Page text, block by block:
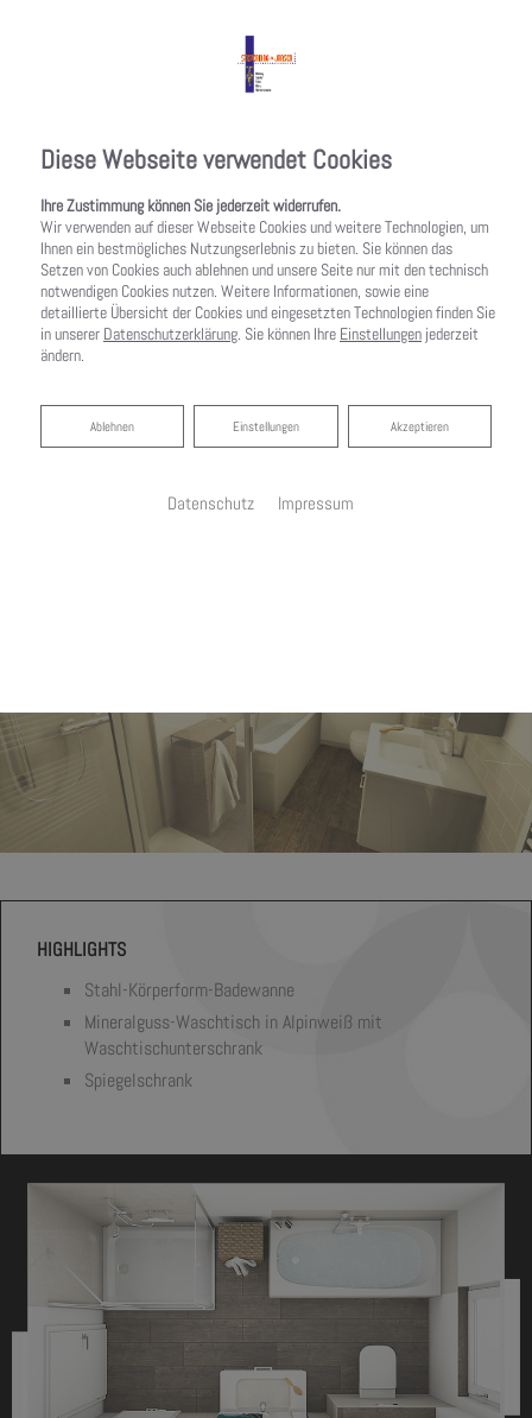
Badinspiration & Musterbäder
Basic-Bad 7 ㎡
HIGHLIGHTS
Stahl-Körperform-Badewanne
Mineralguss-Waschtisch in Alpinweiß mit
Waschtischunterschrank
Spiegelschrank
Diese Webseite verwendet Cookies
Ihre Zustimmung können Sie jederzeit widerrufen.
Wir verwenden auf dieser Webseite Cookies und weitere Technologien, um
Ihnen ein bestmögliches Nutzungserlebnis zu bieten. Sie können das
Setzen von Cookies auch ablehnen und unsere Seite nur mit den technisch
notwendigen Cookies nutzen. Weitere Informationen, sowie eine
detaillierte Übersicht der Cookies und eingesetzten Technologien finden Sie
in unserer Datenschutzerklärung. Sie können Ihre Einstellungen jederzeit
ändern.
Akzeptieren
Einstellungen
Ablehnen
Ablehnen
Datenschutz Impressum